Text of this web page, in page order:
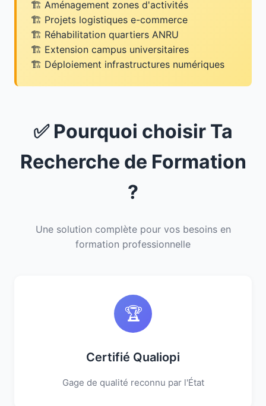
Aménagement zones d'activités
Projets logistiques e-commerce
Réhabilitation quartiers ANRU
Extension campus universitaires
Déploiement infrastructures numériques
✅ Pourquoi choisir Ta
Recherche de Formation
?
Une solution complète pour vos besoins en
formation professionnelle
🏆
Certifié Qualiopi
Gage de qualité reconnu par l'État